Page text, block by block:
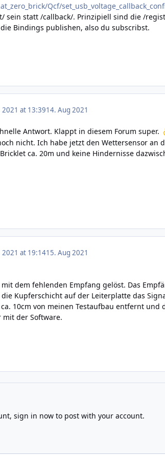
Qcf/
sein statt /callback/. Prinzipiell sind die /
Bindings publishen, also du subscribst.
at 13:3914. Aug 2021
Antwort. Klappt in diesem Forum super.
nicht. Ich habe jetzt den Wettersensor
ca. 20m und keine Hindernisse
2021 at 19:1415. Aug 2021
mit dem fehlenden Empfang gelöst. Das
Kupferschicht auf der Leiterplatte das
10cm von meinen Testaufbau entfernt
mit der Software.
sign in nowto post with your account.